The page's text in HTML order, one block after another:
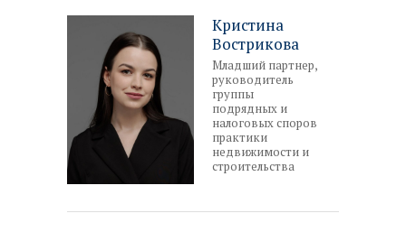
Кристина
Вострикова
Младший партнер,
руководитель
группы
подрядных и
налоговых споров
практики
недвижимости и
строительства